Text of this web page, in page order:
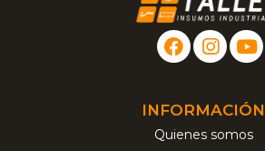
INFORMACIÓN
Quienes somos